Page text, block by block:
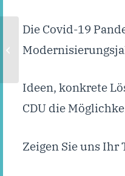
Die Covid-19
Ideen, konkrete
CDU die
Zeigen Sie uns
Fraktion: Aachen nach
dem “Tübinger Modell”